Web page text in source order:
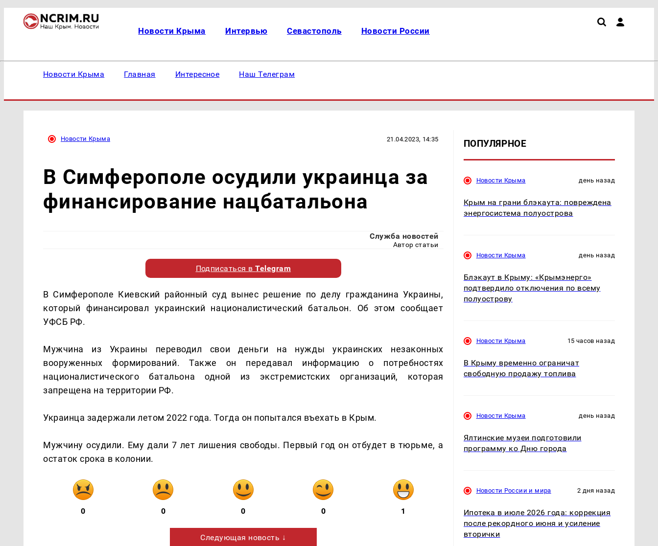
Новости Крыма Интервью Севастополь Новости России
Новости Крыма Главная Интересное Наш Телеграм
Новости Крыма 21.04.2023, 14:35
В Симферополе осудили украинца за
финансирование нацбатальона
Служба новостей
Автор статьи
Подписаться вTelegram
В Симферополе Киевский районный суд вынес решение по делу гражданина Украины,
который финансировал украинский националистический батальон. Об этом сообщает
УФСБ РФ.
Мужчина из Украины переводил свои деньги на нужды украинских незаконных
вооруженных формирований. Также он передавал информацию о потребностях
националистического батальона одной из экстремистских организаций, которая
запрещена на территории РФ.
Украинца задержали летом 2022 года. Тогда он попытался въехать в Крым.
Мужчину осудили. Ему дали 7 лет лишения свободы. Первый год он отбудет в тюрьме, а
остаток срока в колонии.
0 0 0 0 1
Следующая новость ↓
ПОПУЛЯРНОЕ
Новости Крыма день назад
Крым на грани блэкаута: повреждена
энергосистема полуострова
Новости Крыма день назад
Блэкаут в Крыму: «Крымэнерго»
подтвердило отключения по всему
полуострову
Новости Крыма 15 часов назад
В Крыму временно ограничат
свободную продажу топлива
Новости Крыма день назад
Ялтинские музеи подготовили
программу ко Дню города
Новости России и мира 2 дня назад
Ипотека в июле 2026 года: коррекция
после рекордного июня и усиление
вторички